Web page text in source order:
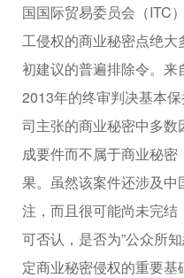
国国际贸易委员会（ITC
工侵权的商业秘密点绝
初建议的普遍排除令。
2013年的终审判决基本
司主张的商业秘密中多数
成要件而不属于商业秘
果。虽然该案件还涉及
注，而且很可能尚未完
可否认，是否为”公众所
定商业秘密侵权的重要基